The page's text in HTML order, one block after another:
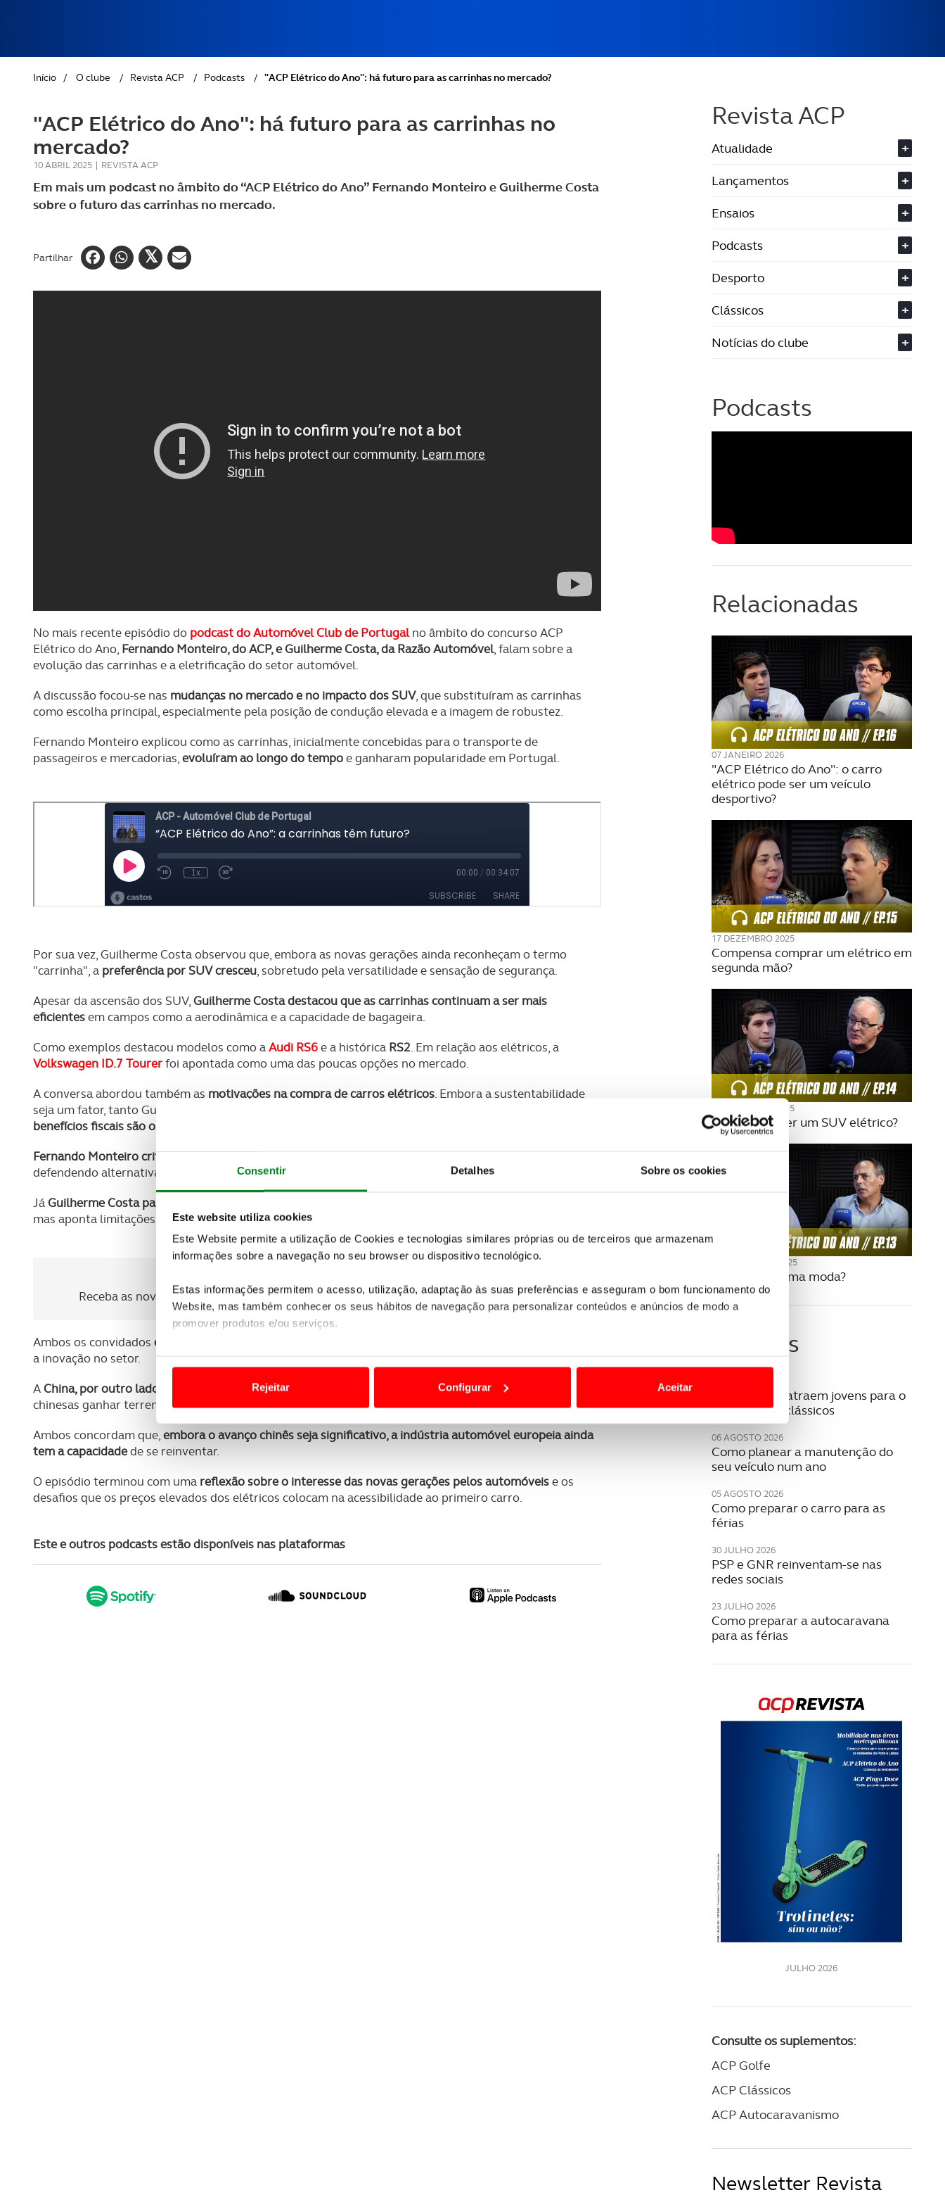
Consentir Detalhes Sobre os cookies
Este website utiliza cookies
Este Website permite a utilização de Cookies e tecnologias similares próprias ou de terceiros que armazenam
informações sobre a navegação no seu browser ou dispositivo tecnológico.
Estas informações permitem o acesso, utilização, adaptação às suas preferências e asseguram o bom funcionamento do
Website, mas também conhecer os seus hábitos de navegação para personalizar conteúdos e anúncios de modo a
promover produtos e/ou serviços.
Usamos cookies para melhorar a sua experiência digital, personalizar conteúdos e anúncios, para lhe proporcionar
funcionalidades de redes sociais, bem como para analisar dados de navegação no nosso website.
Adicionalmente partilhamos informação, relativa à sua utilização do nosso site de publicidade e de análise, com parceiros
e organizações na UE e em países terceiros.
Realçamos que o bloqueio de certo tipo de Cookies e tecnologias similares pode ter impacto na sua experiência de
Rejeitar Configurar Aceitar
GOLFE
AUTOCARAVANISMO
Início / O clube / Revista ACP / Podcasts / "ACP Elétrico do Ano": há futuro para as carrinhas no mercado?
"ACP Elétrico do Ano": há futuro para as carrinhas no
mercado?
10 ABRIL 2025 | REVISTA ACP
Em mais um podcast no âmbito do “ACP Elétrico do Ano” Fernando Monteiro e Guilherme Costa
sobre o futuro das carrinhas no mercado.
Partilhar
No mais recente episódio do podcast do Automóvel Club de Portugalno âmbito do concurso ACP
Elétrico do Ano, Fernando Monteiro, do ACP, e Guilherme Costa, da Razão Automóvel, falam sobre a
evolução das carrinhas e a eletrificação do setor automóvel.
A discussão focou-se nas mudanças no mercado e no impacto dos SUV, que substituíram as carrinhas
como escolha principal, especialmente pela posição de condução elevada e a imagem de robustez.
Fernando Monteiro explicou como as carrinhas, inicialmente concebidas para o transporte de
passageiros e mercadorias,evoluíram ao longo do tempoe ganharam popularidade em Portugal.
Por sua vez, Guilherme Costa observou que, embora as novas gerações ainda reconheçam o termo
"carrinha", a preferência por SUV cresceu, sobretudo pela versatilidade e sensação de segurança.
Apesar da ascensão dos SUV,Guilherme Costa destacou que as carrinhas continuam a ser mais
eficientesem campos como a aerodinâmica e a capacidade de bagageira.
Como exemplos destacou modelos como aAudi RS6e a histórica RS2. Em relação aos elétricos, a
Volkswagen ID.7 Tourerfoi apontada como uma das poucas opções no mercado.
A conversa abordou também as motivações na compra de carros elétricos. Embora a sustentabilidade
seja um fator, tanto Guilherme Costa como Fernando Monteiro concordaram que o
benefícios fiscais são os principais motores da transição
Fernando Monteiro criticou a imposição de uma única solução tecnológica
defendendo alternativas como combustíveis sintéticos e hidrogénio.
JáGuilherme Costa partilhou a sua experiência com carros elétricos
mas aponta limitações para viagens longas, como a falta de pontos de carregamento adequados.
Receba as novidades do mundo automóvel e do universo ACP.
SUBSCREVER
Ambos os convidados criticaram a rigidez da regulação europeia
a inovação no setor.
AChina, por outro lado, foi elogiada pela sua aposta estratégica na eletrificação, permitindo às marcas
chinesas ganhar terreno no mercado europeu.
Ambos concordam que,embora o avanço chinês seja significativo, a indústria automóvel europeia ainda
tem a capacidadede se reinventar.
O episódio terminou com uma reflexão sobre o interesse das novas gerações pelos automóveise os
desafios que os preços elevados dos elétricos colocam na acessibilidade ao primeiro carro.
Este e outros podcasts estão disponíveis nas plataformas
Revista ACP
Atualidade
+
Lançamentos
+
Ensaios
+
Podcasts
+
Desporto
+
Clássicos
+
Notícias do clube
+
Podcasts
Relacionadas
07 JANEIRO 2026
"ACP Elétrico do Ano": o carro
elétrico pode ser um veículo
desportivo?
17 DEZEMBRO 2025
Compensa comprar um elétrico em
segunda mão?
04 DEZEMBRO 2025
Vale a pena ter um SUV elétrico?
20 NOVEMBRO 2025
Os SUV são uma moda?
Últimas
Youngtimers atraem jovens para o
universo dos clássicos
06 AGOSTO 2026
Como planear a manutenção do
seu veículo num ano
05 AGOSTO 2026
Como preparar o carro para as
férias
30 JULHO 2026
PSP e GNR reinventam-se nas
redes sociais
23 JULHO 2026
Como preparar a autocaravana
para as férias
JULHO 2026
Consulte os suplementos:
ACP Golfe
ACP Clássicos
ACP Autocaravanismo
Newsletter Revista